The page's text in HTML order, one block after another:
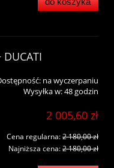
na wyczerpaniu
Wysyłka w:48 godzin
2 005,60 zł
Cena regularna:2 180,00 zł
Najniższa cena:2 180,00 zł